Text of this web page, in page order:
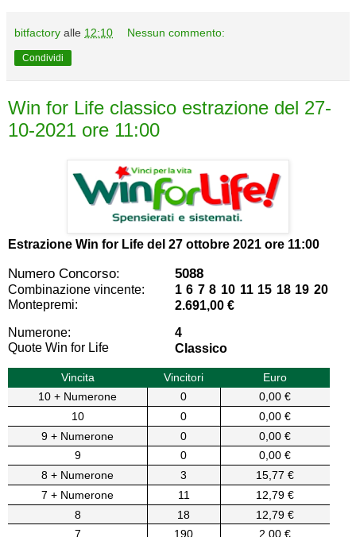
bitfactory alle 12:10 Nessun commento:
Condividi
Win for Life classico estrazione del 27-
10-2021 ore 11:00
Estrazione Win for Life del 27 ottobre 2021 ore 11:00
Numero Concorso: 5088
Combinazione vincente:
1 6 7 8 10 11 15 18 19 20
Montepremi:
2.691,00 €
Numerone:
4
Quote Win for Life
Classico
Vincita Vincitori
Euro
10 + Numerone
0
0,00 €
10
0
0,00 €
9 + Numerone
0
0,00 €
9
0
0,00 €
8 + Numerone
3
15,77 €
7 + Numerone
11
12,79 €
8
18
12,79 €
7
190
2,00 €